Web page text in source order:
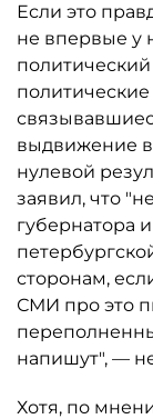
Если это
не впервые у
выдвижение
нулевой
заявил, что
губернатора
сторонам,
СМИ про это
напишут", —
Хотя, по